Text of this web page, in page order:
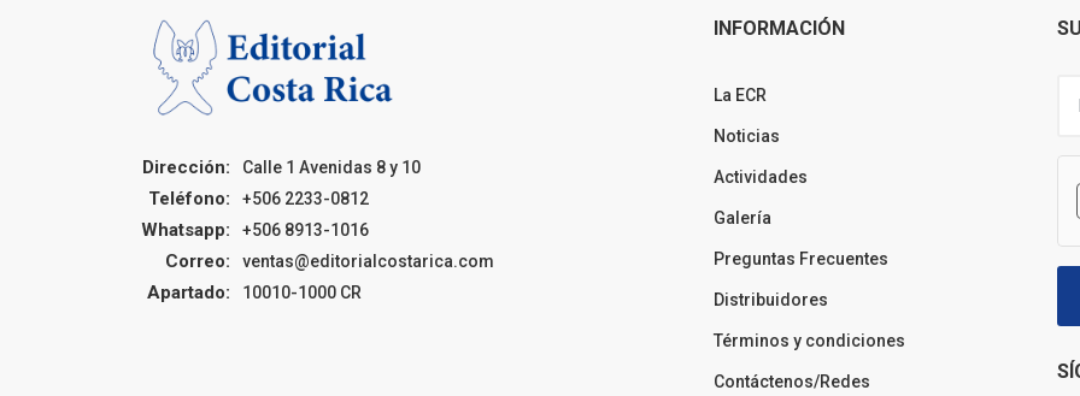
Dirección: Calle 1 Avenidas 8 y 10
Teléfono: +506 2233-0812
Whatsapp: +506 8913-1016
Correo: ventas@editorialcostarica.com
Apartado: 10010-1000 CR
INFORMACIÓN
La ECR
Noticias
Actividades
Galería
Preguntas Frecuentes
Distribuidores
Términos y condiciones
Contáctenos/Redes